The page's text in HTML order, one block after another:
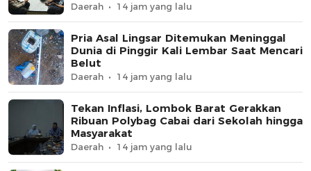
Daerah 14 jam yang lalu
Pria Asal Lingsar Ditemukan Meninggal
Dunia di Pinggir Kali Lembar Saat Mencari
Belut
Daerah 14 jam yang lalu
Tekan Inflasi, Lombok Barat Gerakkan
Ribuan Polybag Cabai dari Sekolah hingga
Masyarakat
Daerah 14 jam yang lalu